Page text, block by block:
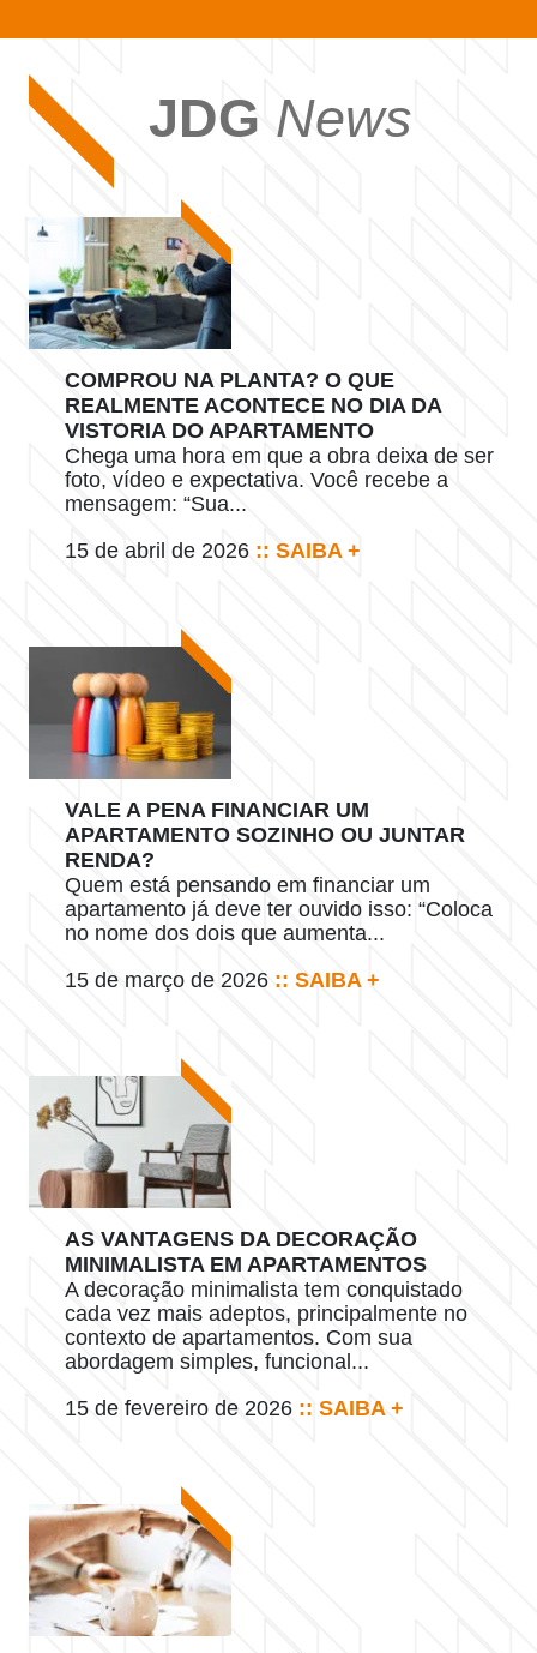
JDG News
COMPROU NA PLANTA? O QUE
REALMENTE ACONTECE NO DIA DA
VISTORIA DO APARTAMENTO
Chega uma hora em que a obra deixa de ser
foto, vídeo e expectativa. Você recebe a
mensagem: “Sua...
15 de abril de 2026 :: SAIBA +
VALE A PENA FINANCIAR UM
APARTAMENTO SOZINHO OU JUNTAR
RENDA?
Quem está pensando em financiar um
apartamento já deve ter ouvido isso: “Coloca
no nome dos dois que aumenta...
15 de março de 2026 :: SAIBA +
AS VANTAGENS DA DECORAÇÃO
MINIMALISTA EM APARTAMENTOS
A decoração minimalista tem conquistado
cada vez mais adeptos, principalmente no
contexto de apartamentos. Com sua
abordagem simples, funcional...
15 de fevereiro de 2026 :: SAIBA +